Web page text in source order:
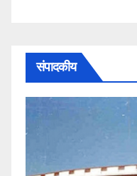
संपादकीय